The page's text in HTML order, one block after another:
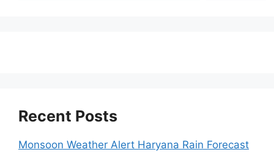
Recent Posts
Monsoon Weather Alert Haryana Rain Forecast